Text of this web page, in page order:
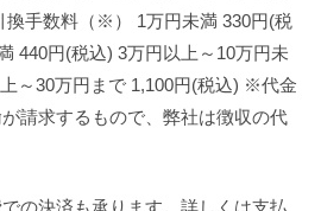
換手数料（※） 1万円未満 330円(税
440円(税込) 3万円以上～10万円未
～30万円まで 1,100円(税込) ※代金
請求するもので、弊社は徴収の代